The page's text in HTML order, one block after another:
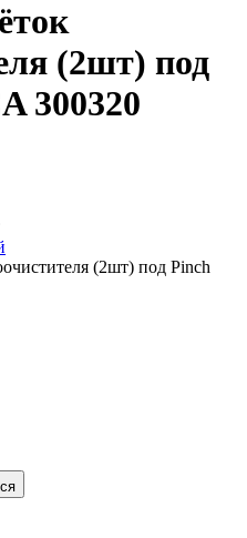
(2шт) под
300320
(2шт) под Pinch